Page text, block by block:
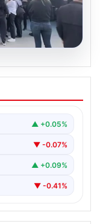
12
▲ +0.05%
▼ -0.07%
▲ +0.09%
▼ -0.41%